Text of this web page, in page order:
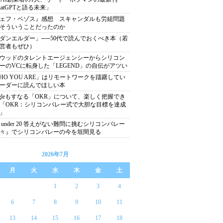
と語る未来」
フ・ベゾス』感想 スキャンダルも労組問題
ういうことだったのか
ンエルダー」──50代で読んでおくべき本（若
者もぜひ）
ッドのタレントエージェンシーからシリコン
のVCに転身した「LEGEND」の自伝がアツい
YOU ARE」はリモートワークを躊躇してい
ダーに読んでほしい本
もすなる「OKR」について、楽しく把握でき
OKR：シリコンバレー式で大胆な目標を達成
under 20 答えがない難問に挑むシリコンバレー
』でシリコンバレーの今を垣間見る
2026年7月
月 火 水 木 金 土
1 2 3 4
6 7 8 9 10 11
13 14 15 16 17 18